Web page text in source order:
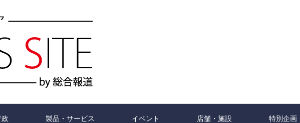
製品・サービス イベント 店舗・施設 特別企画